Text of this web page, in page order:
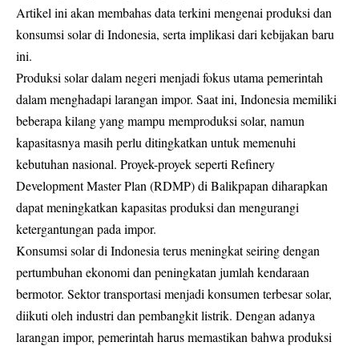
Artikel ini akan membahas data terkini mengenai produksi dan
konsumsi solar di Indonesia, serta implikasi dari kebijakan baru
ini.
Produksi solar dalam negeri menjadi fokus utama pemerintah
dalam menghadapi larangan impor. Saat ini, Indonesia memiliki
beberapa kilang yang mampu memproduksi solar, namun
kapasitasnya masih perlu ditingkatkan untuk memenuhi
kebutuhan nasional. Proyek-proyek seperti Refinery
Development Master Plan (RDMP) di Balikpapan diharapkan
dapat meningkatkan kapasitas produksi dan mengurangi
ketergantungan pada impor.
Konsumsi solar di Indonesia terus meningkat seiring dengan
pertumbuhan ekonomi dan peningkatan jumlah kendaraan
bermotor. Sektor transportasi menjadi konsumen terbesar solar,
diikuti oleh industri dan pembangkit listrik. Dengan adanya
larangan impor, pemerintah harus memastikan bahwa produksi